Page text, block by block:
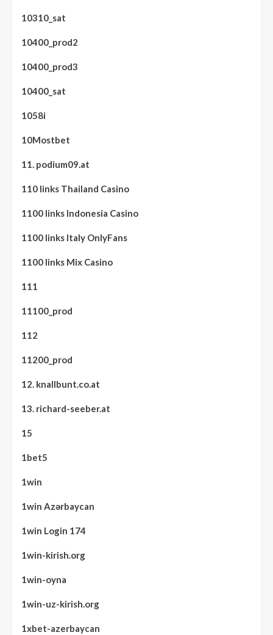
10310_sat
10400_prod2
10400_prod3
10400_sat
1058i
10Mostbet
11. podium09.at
110 links Thailand Casino
1100 links Indonesia Casino
1100 links Italy OnlyFans
1100 links Mix Casino
111
11100_prod
112
11200_prod
12. knallbunt.co.at
13. richard-seeber.at
15
1bet5
1win
1win Azərbaycan
1win Login 174
1win-kirish.org
1win-oyna
1win-uz-kirish.org
1xbet-azerbaycan